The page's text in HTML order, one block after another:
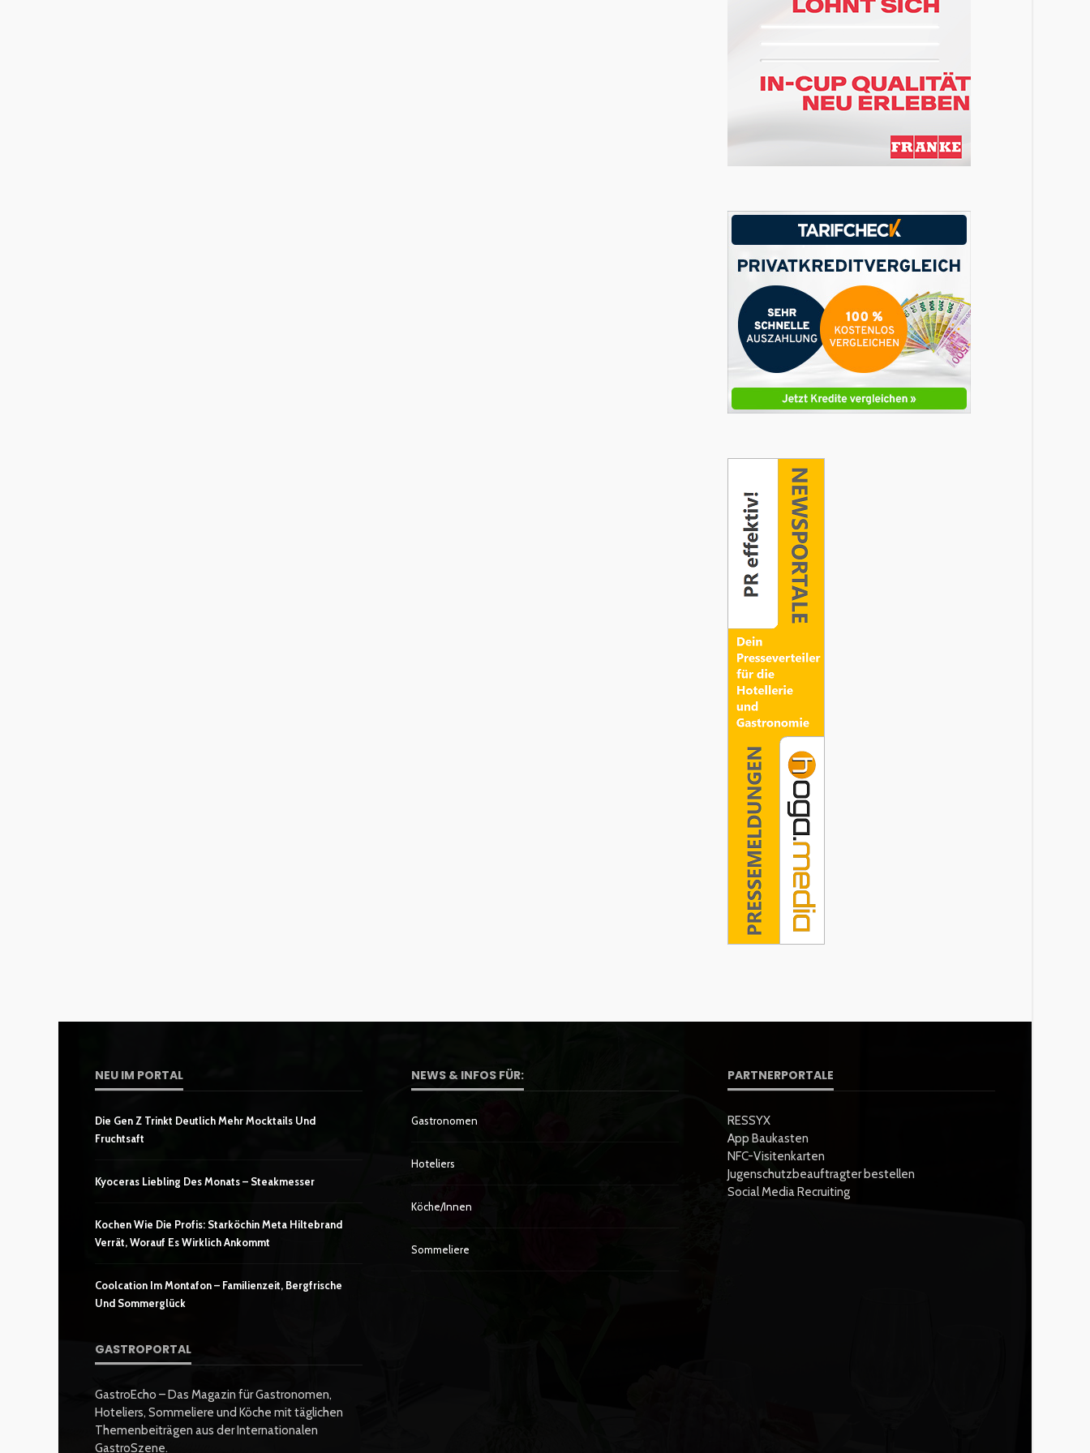
NEU IM PORTAL
Die Gen Z Trinkt Deutlich Mehr Mocktails Und
Fruchtsaft
Kyoceras Liebling Des Monats – Steakmesser
Kochen Wie Die Profis: Starköchin Meta Hiltebrand
Verrät, Worauf Es Wirklich Ankommt
Coolcation Im Montafon – Familienzeit, Bergfrische
Und Sommerglück
GASTROPORTAL
GastroEcho – Das Magazin für Gastronomen,
Hoteliers, Sommeliere und Köche mit täglichen
Themenbeiträgen aus der Internationalen
GastroSzene.
NEWS & INFOS FÜR:
Gastronomen
Hoteliers
Köche/innen
Sommeliere
PARTNERPORTALE
RESSYX
App Baukasten
NFC-Visitenkarten
Jugenschutzbeauftragter bestellen
Social Media Recruiting